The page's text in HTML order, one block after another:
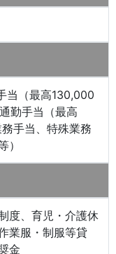
当（最高130,000
勤手当（最高
手当、特殊業務
）
度、育児・介護休
業服・制服等貸
金